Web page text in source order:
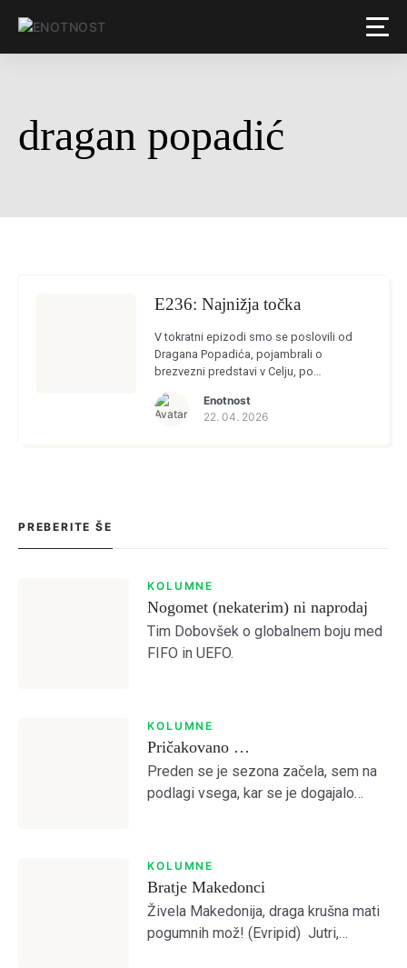
dragan popadić
E236: Najnižja točka
V tokratni epizodi smo se poslovili od
Dragana Popadića, pojambrali o
brezvezni predstavi v Celju, po
naslov Celja »ne šteje zares«, rekli
»adeus« Diogu Pintu, […]
Enotnost
22. 04. 2026
PREBERITE ŠE
KOLUMNE
Nogomet (nekaterim) ni naprodaj
Tim Dobovšek o globalnem boju med
FIFO in UEFO.
KOLUMNE
Pričakovano …
Preden se je sezona začela, sem na
podlagi vsega, kar se je dogajalo
Otvoritvena tekma z Bravom je to […]
KOLUMNE
Bratje Makedonci
Živela Makedonija, draga krušna mati
pogumnih mož! (Evripid) Jutri,